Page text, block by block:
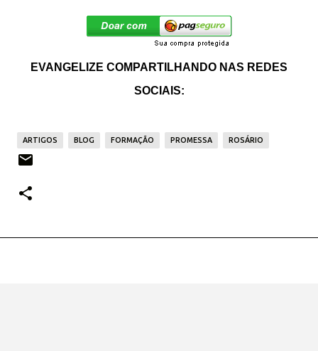
EVANGELIZE COMPARTILHANDO NAS REDES
SOCIAIS:
ARTIGOS BLOG FORMAÇÃO PROMESSA ROSÁRIO